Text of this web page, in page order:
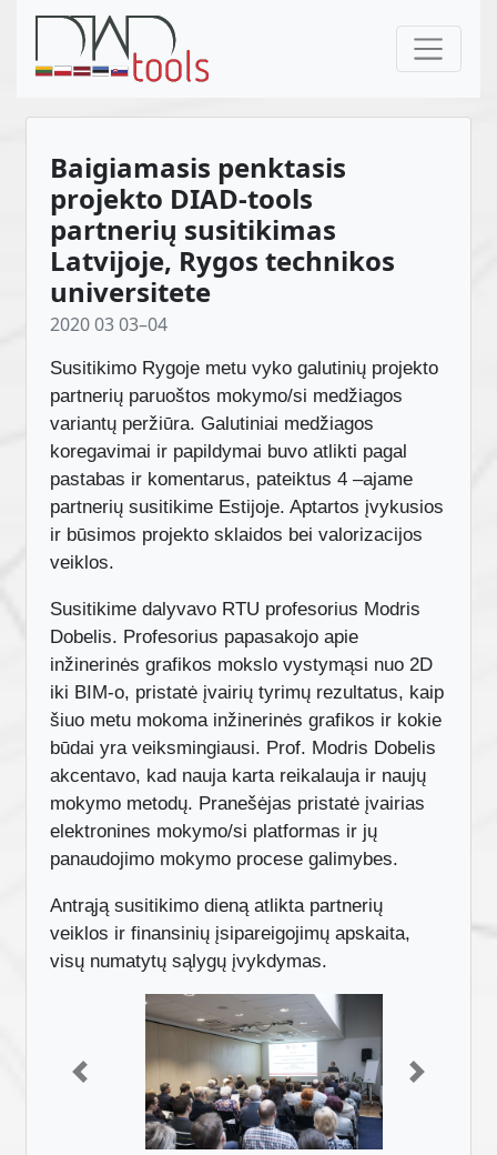
Baigiamasis penktasis
projekto DIAD-tools
partnerių susitikimas
Latvijoje, Rygos technikos
universitete
2020 03 03–04
Susitikimo Rygoje metu vyko galutinių projekto
partnerių paruoštos mokymo/si medžiagos
variantų peržiūra. Galutiniai medžiagos
koregavimai ir papildymai buvo atlikti pagal
pastabas ir komentarus, pateiktus 4 –ajame
partnerių susitikime Estijoje. Aptartos įvykusios
ir būsimos projekto sklaidos bei valorizacijos
veiklos.
Susitikime dalyvavo RTU profesorius Modris
Dobelis. Profesorius papasakojo apie
inžinerinės grafikos mokslo vystymąsi nuo 2D
iki BIM-o, pristatė įvairių tyrimų rezultatus, kaip
šiuo metu mokoma inžinerinės grafikos ir kokie
būdai yra veiksmingiausi. Prof. Modris Dobelis
akcentavo, kad nauja karta reikalauja ir naujų
mokymo metodų. Pranešėjas pristatė įvairias
elektronines mokymo/si platformas ir jų
panaudojimo mokymo procese galimybes.
Antrąją susitikimo dieną atlikta partnerių
veiklos ir finansinių įsipareigojimų apskaita,
visų numatytų sąlygų įvykdymas.
Previous Next